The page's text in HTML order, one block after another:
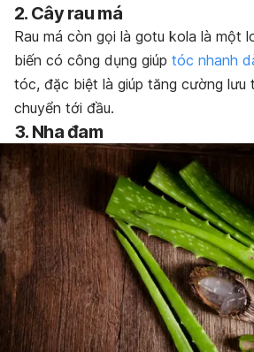
2. Cây rau má
Rau má còn gọi là gotu kola là một
biến có công dụng giúp tóc nhanh
tóc, đặc biệt là giúp tăng cường lưu
chuyển tới đầu.
3. Nha đam